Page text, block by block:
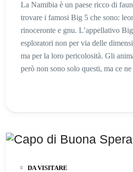
La Namibia è un paese ricco di
trovare i famosi Big 5 che sono:
rinoceronte e gnu. L’appellativo
esploratori non per via delle
ma per la loro pericolosità. Gli
però non sono solo questi, ma ce
DA VISITARE